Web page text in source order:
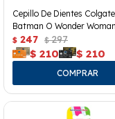
Cepillo De Dientes
Batman O Wonder Woman
$ 247 $ 297
$ 210 $ 210